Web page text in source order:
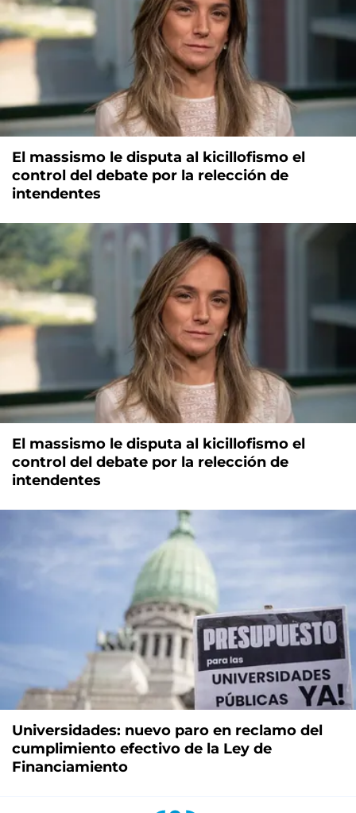
El massismo le disputa al kicillofismo el
control del debate por la relección de
intendentes
El massismo le disputa al kicillofismo el
control del debate por la relección de
intendentes
Universidades: nuevo paro en reclamo del
cumplimiento efectivo de la Ley de
Financiamiento